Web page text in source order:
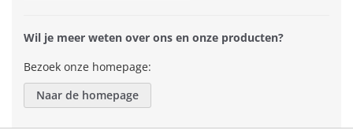
Wil je meer weten over ons en onze producten?
Bezoek onze homepage:
Naar de homepage